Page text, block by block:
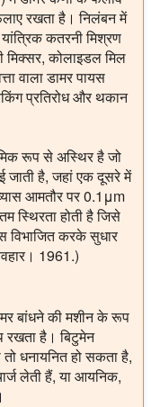
रखता है। निलंबन में
कतरनी मिश्रण
कोलाइडल मिल
वाला डामर पायस
प्रतिरोध और थकान
रूप से अस्थिर है जो
जाती है, जहां एक दूसरे में
आमतौर पर 0.1μm
स्थिरता होती है जिसे
विभाजित करके सुधार
1961.)
बांधने की मशीन के रूप
रखता है। बिटुमेन
धनायनित हो सकता है,
लेती हैं, या आयनिक,